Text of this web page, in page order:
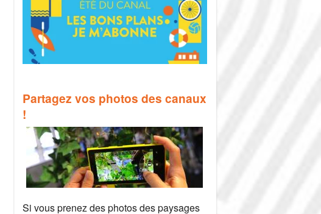
Partagez vos photos des canaux
!
Si vous prenez des photos des paysages